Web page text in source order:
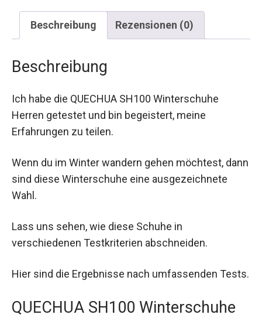
Beschreibung Rezensionen (0)
Beschreibung
Ich habe die QUECHUA SH100 Winterschuhe
Herren getestet und bin begeistert, meine
Erfahrungen zu teilen.
Wenn du im Winter wandern gehen möchtest, dann
sind diese Winterschuhe eine ausgezeichnete
Wahl.
Lass uns sehen, wie diese Schuhe in
verschiedenen Testkriterien abschneiden.
Hier sind die Ergebnisse nach umfassenden Tests.
QUECHUA SH100 Winterschuhe